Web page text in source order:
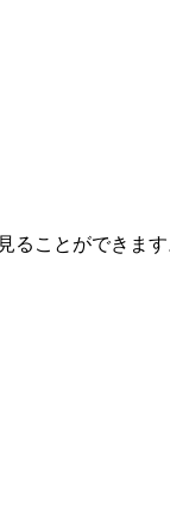
ることができま